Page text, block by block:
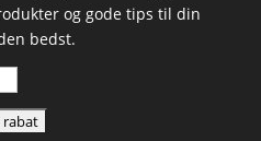
og gode tips til din
bedst.